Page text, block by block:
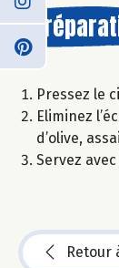
Pressez le
Eliminez
d’olive,
Servez
Retour